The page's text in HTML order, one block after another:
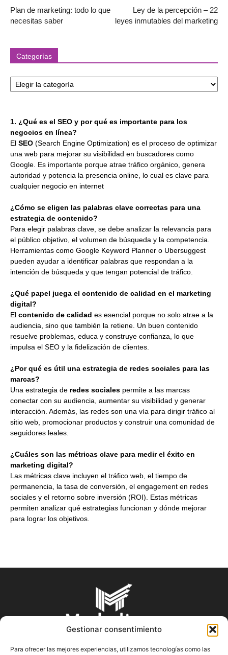
Gestionar consentimiento
Para ofrecer las mejores experiencias, utilizamos tecnologías como las
Plan de marketing: todo lo que
necesitas saber
Ley de la percepción – 22
leyes inmutables del marketing
Categorías
Categorías
1. ¿Qué es el SEO y por qué es importante para los
negocios en línea?
El SEO (Search Engine Optimization) es el proceso de optimizar
una web para mejorar su visibilidad en buscadores como
Google. Es importante porque atrae tráfico orgánico, genera
autoridad y potencia la presencia online, lo cual es clave para
cualquier negocio en internet
¿Cómo se eligen las palabras clave correctas para una
estrategia de contenido?
Para elegir palabras clave, se debe analizar la relevancia para
el público objetivo, el volumen de búsqueda y la competencia.
Herramientas como Google Keyword Planner o Ubersuggest
pueden ayudar a identificar palabras que respondan a la
intención de búsqueda y que tengan potencial de tráfico.
¿Qué papel juega el contenido de calidad en el marketing
digital?
El contenido de calidad es esencial porque no solo atrae a la
audiencia, sino que también la retiene. Un buen contenido
resuelve problemas, educa y construye confianza, lo que
impulsa el SEO y la fidelización de clientes.
¿Por qué es útil una estrategia de redes sociales para las
marcas?
Una estrategia de redes sociales permite a las marcas
conectar con su audiencia, aumentar su visibilidad y generar
interacción. Además, las redes son una vía para dirigir tráfico al
sitio web, promocionar productos y construir una comunidad de
seguidores leales.
¿Cuáles son las métricas clave para medir el éxito en
marketing digital?
Las métricas clave incluyen el tráfico web, el tiempo de
permanencia, la tasa de conversión, el engagement en redes
sociales y el retorno sobre inversión (ROI). Estas métricas
permiten analizar qué estrategias funcionan y dónde mejorar
para lograr los objetivos.